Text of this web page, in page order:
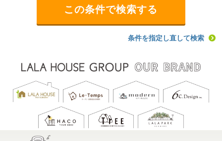
条件を指定し直して検索